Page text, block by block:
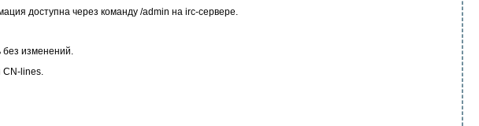
доступна через команду /admin на irc-сервере.
без изменений.
CN-lines.